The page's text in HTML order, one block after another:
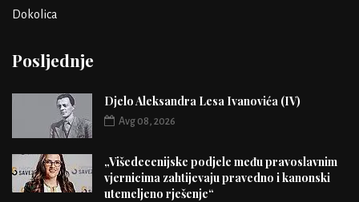
Dokolica
Posljednje
Djelo Aleksandra Lesa Ivanovića (IV)
Avg 08, 2026
„Višedecenijske podjele među pravoslavnim
vjernicima zahtijevaju pravedno i kanonski
utemeljeno rješenje“